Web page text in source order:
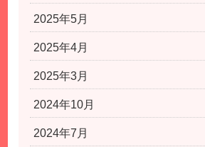
2025年5月
2025年4月
2025年3月
2024年10月
2024年7月